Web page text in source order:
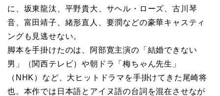
に、坂東龍汰、平野貴大、サヘル・ローズ、古川琴
音、富田靖子、緒形直人、要潤などの豪華キャスティ
ングも見逃せない。
脚本を手掛けたのは、阿部寛主演の「結婚できない
男」（関西テレビ）や朝ドラ「梅ちゃん先生」
（NHK）など、大ヒットドラマを手掛けてきた尾崎将
也。本作では日本語とアイヌ語の台詞を混在させなが